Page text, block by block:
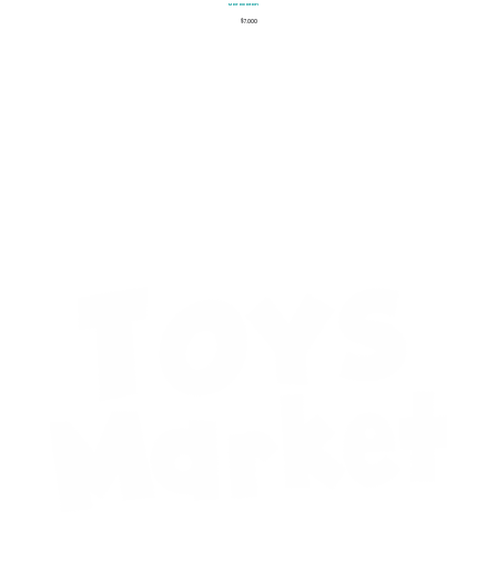
Maracatan
$7.000